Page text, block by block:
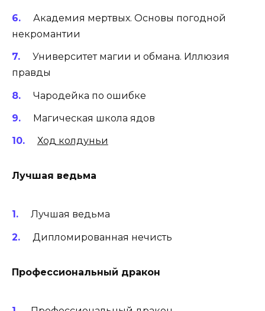
Академия мертвых. Основы погодной
некромантии
Университет магии и обмана. Иллюзия
правды
Чародейка по ошибке
Магическая школа ядов
Ход колдуньи
Лучшая ведьма
Лучшая ведьма
Дипломированная нечисть
Профессиональный дракон